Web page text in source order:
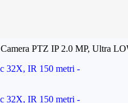
Camera PTZ IP 2.0 MP, Ultra